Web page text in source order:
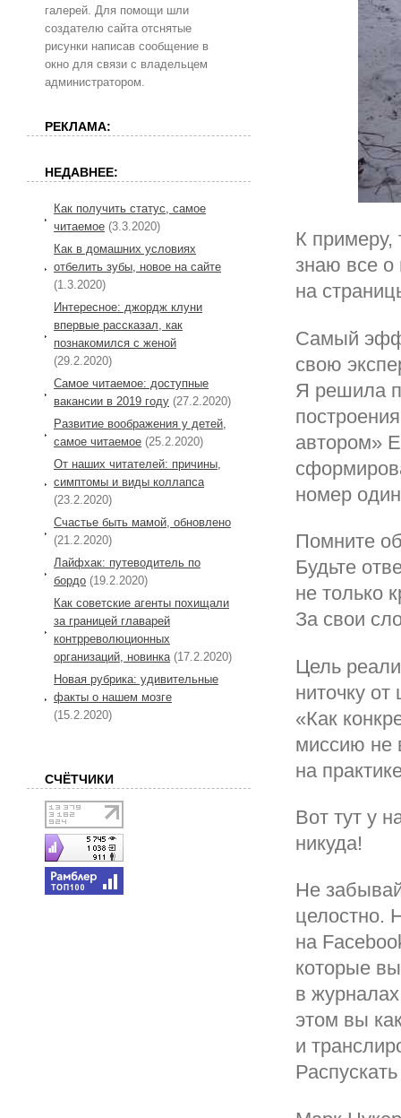
К примеру,
знаю все о
на
Самый
свою
Я решила
автором»
номер
Помните
Будьте
не только
За свои
Цель
ниточку от
«Как
миссию не
на
Вот тут у
никуда!
Не
целостно.
на
которые
в
этом вы
и
галерей. Для помощи шли
создателю сайта отснятые
рисунки написав сообщение в
окно для связи с владельцем
администратором.
РЕКЛАМА:
НЕДАВНЕЕ:
Как получить статус, самое
читаемое (3.3.2020)
Как в домашних условиях
отбелить зубы, новое на сайте
(1.3.2020)
Интересное: джордж клуни
впервые рассказал, как
познакомился с женой
(29.2.2020)
Самое читаемое: доступные
вакансии в 2019 году (27.2.2020)
Развитие воображения у детей,
самое читаемое (25.2.2020)
От наших читателей: причины,
симптомы и виды коллапса
(23.2.2020)
Cчастье быть мамой, обновлено
(21.2.2020)
Лайфхак: путеводитель по
бордо (19.2.2020)
Как советские агенты похищали
за границей главарей
контрреволюционных
организаций, новинка (17.2.2020)
Новая рубрика: удивительные
факты о нашем мозге
(15.2.2020)
СЧЁТЧИКИ